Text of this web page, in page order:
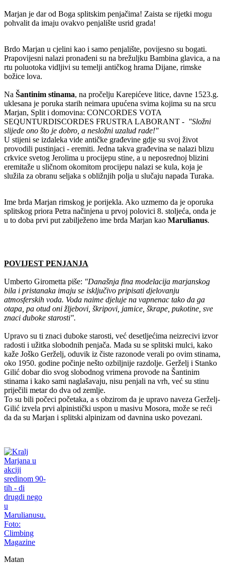
Marjan je dar od Boga splitskim penjačima! Zaista se rijetki mogu
pohvalit da imaju ovakvo penjalište usrid grada!
Brdo Marjan u cjelini kao i samo penjalište, povijesno su bogati.
Prapovijesni nalazi pronađeni su na brežuljku Bambina glavica, a na
rtu poluotoka vidljivi su temelji antičkog hrama Dijane, rimske
božice lova.
Na Šantinim stinama, na pročelju Karepićeve litice, davne 1523.g.
uklesana je poruka starih neimara upućena svima kojima su na srcu
Marjan, Split i domovina: CONCORDES VOTA
SEQUNTURDISCORDES FRUSTRA LABORANT - "Složni
slijede ono što je dobro, a nesložni uzalud rade!"
U stijeni se izdaleka vide antičke građevine gdje su svoj život
provodili pustinjaci - eremiti. Jedna takva građevina se nalazi blizu
crkvice svetog Jerolima u procijepu stine, a u neposrednoj blizini
eremitaže u sličnom okomitom procijepu nalazi se kula, koja je
služila za obranu seljaka s obližnjih polja u slučaju napada Turaka.
Ime brda Marjan rimskog je porijekla. Ako uzmemo da je oporuka
splitskog priora Petra načinjena u prvoj polovici 8. stoljeća, onda je
u to doba prvi put zabilježeno ime brda Marjan kao Marulianus.
POVIJEST PENJANJA
Umberto Girometta piše: "Današnja fina modelacija marjanskog
bila i pristanaka imaju se isključivo pripisati djelovanju
atmosferskih voda. Voda naime djeluje na vapnenac tako da ga
otapa, pa otud oni žljebovi, škripovi, jamice, škrape, pukotine, sve
znaci duboke starosti".
Upravo su ti znaci duboke starosti, već desetljećima neizrecivi izvor
radosti i užitka slobodnih penjača. Mada su se splitski mulci, kako
kaže Joško Gerželj, oduvik iz čiste razonode verali po ovim stinama,
oko 1950. godine počinje nešto ozbiljnije razdolje. Gerželj i Stanko
Gilić dobar dio svog slobodnog vrimena provode na Šantinim
stinama i kako sami naglašavaju, nisu penjali na vrh, već su stinu
priječili metar do dva od zemlje.
To su bili počeci početaka, a s obzirom da je upravo naveza Gerželj-
Gilić izvela prvi alpinistički uspon u masivu Mosora, može se reći
da da su Marjan i splitski alpinizam od davnina usko povezani.
Matan